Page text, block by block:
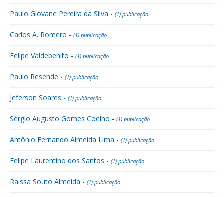
Paulo Giovane Pereira da Silva - (1) publicação
Carlos A. Romero - (1) publicação
Felipe Valdebenito - (1) publicação
Paulo Resende - (1) publicação
Jeferson Soares - (1) publicação
Sérgio Augusto Gomes Coelho - (1) publicação
Antônio Fernando Almeida Lima - (1) publicação
Felipe Laurentino dos Santos - (1) publicação
Raissa Souto Almeida - (1) publicação